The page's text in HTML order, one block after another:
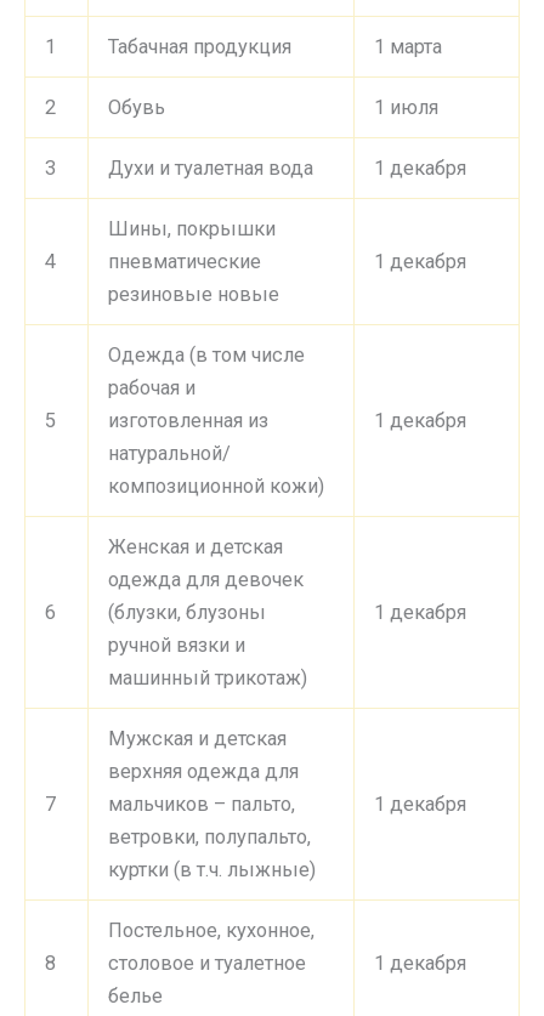
1 Табачная продукция 1 марта
2 Обувь 1 июля
3 Духи и туалетная вода 1 декабря
4
Шины, покрышки
пневматические
резиновые новые
1 декабря
5
Одежда (в том числе
рабочая и
изготовленная из
натуральной/
композиционной кожи)
1 декабря
6
Женская и детская
одежда для девочек
(блузки, блузоны
ручной вязки и
машинный трикотаж)
1 декабря
7
Мужская и детская
верхняя одежда для
мальчиков – пальто,
ветровки, полупальто,
куртки (в т.ч. лыжные)
1 декабря
8
Постельное, кухонное,
столовое и туалетное
белье
1 декабря